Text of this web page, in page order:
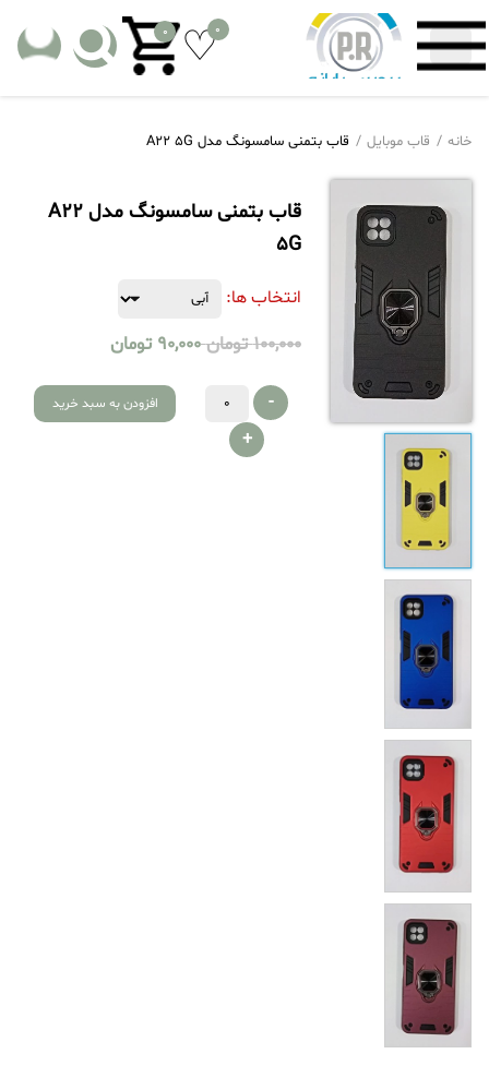
0
0
خانه قاب موبایل قاب بتمنی سامسونگ مدل A22 5G
قاب بتمنی سامسونگ مدل A22
5G
انتخاب ها:
100,000 تومان 90,000 تومان
-
+
افزودن به سبد خرید